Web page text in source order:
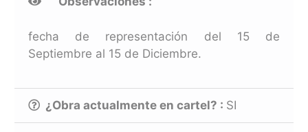
fecha de representación del 15 de
Septiembre al 15 de Diciembre.
¿Obra actualmente en cartel? : SI